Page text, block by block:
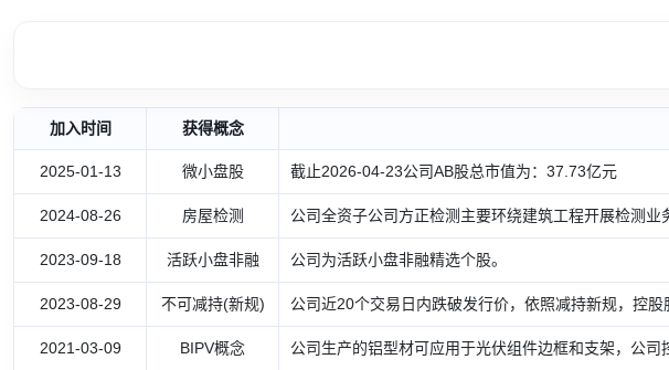
加入时间 获得概念
2025-01-13 微小盘股 截止2026-04-23公司AB股总市值为：37.73亿元
2024-08-26 房屋检测 公司全资子公司方正检测主要环绕建筑工程开展检测
2023-09-18 活跃小盘非融 公司为活跃小盘非融精选个股。
2023-08-29 不可减持(新规) 公司近20个交易日内跌破发行价，依照减持新规，控股
2021-03-09 BIPV概念 公司生产的铝型材可应用于光伏组件边框和支架，公